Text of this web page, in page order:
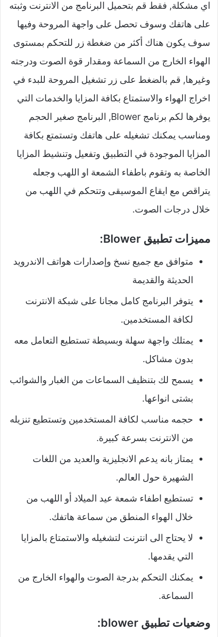
اي مشكلة, فقط قم بتحميل البرنامج من الانترنت وثبته
على هاتفك وسوف تحصل على واجهة المروحة وفيها
سوف يكون هناك أكثر من ضغطة زر للتحكم بمستوى
الهواء الخارج من السماعة ومقدار قوة الصوت ودرجته
وغيرها, قم بالضغط على زر تشغيل المروحة للبدء في
اخراج الهواء والاستمتاع بكافة المزايا والخدمات التي
يوفرها لكم برنامج Blower, البرنامج صغير الحجم
ومناسب يمكنك تشغيله على هاتفك وتستمتع بكافة
المزايا الموجودة في التطبيق وتفعيل وتنشيط المزايا
الخاصة به وتقوم باطفاء الشمعة او اللهب وجعله
يتراقص مع ايقاع الموسيقى وتتحكم في اللهب من
خلال درجات الصوت.
مميزات تطبيق Blower:
متوافق مع جميع نسخ وإصدارات هواتف الاندرويد
الحديثة والقديمة
يتوفر البرنامج كامل مجانا على شبكة الانترنت
لكافة المستخدمين.
يمتلك واجهة سهلة وبسيطة تستطيع التعامل معه
بدون مشاكل.
يسمح لك بتنظيف السماعات من الغبار والشوائب
بشتى انواعها.
حجمه مناسب لكافة المستخدمين وتستطيع تنزيله
من الانترنت بسرعة كبيرة.
يمتاز بانه يدعم الانجليزية والعديد من اللغات
الشهيرة حول العالم.
تستطيع اطفاء شمعة عيد الميلاد أو اللهب من
خلال الهواء المنطق من سماعة هاتفك.
لا يحتاج الى انترنت لتشغيله والاستمتاع بالمزايا
التي يقدمها.
يمكنك التحكم بدرجة الصوت والهواء الخارج من
السماعة.
وضعيات تطبيق blower: